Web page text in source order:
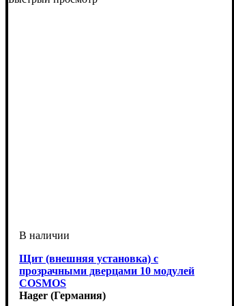
Щит (внешняя установка) с
прозрачными дверцами 10 модулей
COSMOS
Hager (Германия)